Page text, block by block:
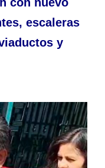
escaleras
y